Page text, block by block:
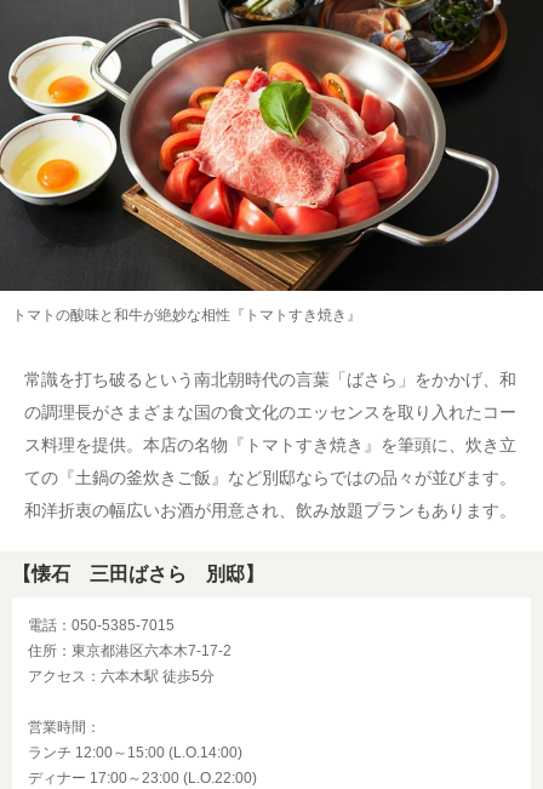
トマトの酸味と和牛が絶妙な相性『トマトすき焼き』
常識を打ち破るという南北朝時代の言葉「ばさら」をかかげ、和
の調理長がさまざまな国の食文化のエッセンスを取り入れたコー
ス料理を提供。本店の名物『トマトすき焼き』を筆頭に、炊き立
ての『土鍋の釜炊きご飯』など別邸ならではの品々が並びます。
和洋折衷の幅広いお酒が用意され、飲み放題プランもあります。
【懐石 三田ばさら 別邸】
電話：050-5385-7015
住所：東京都港区六本木7-17-2
アクセス：六本木駅 徒歩5分
営業時間：
ランチ 12:00～15:00 (L.O.14:00)
ディナー 17:00～23:00 (L.O.22:00)